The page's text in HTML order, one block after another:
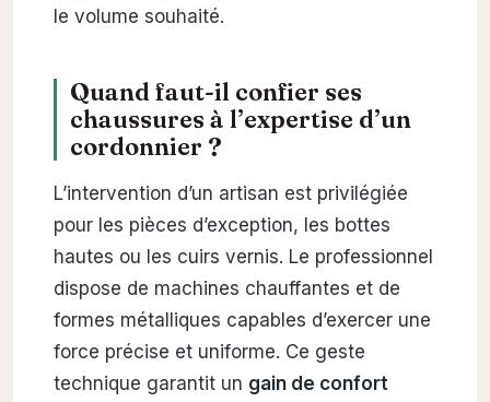
le volume souhaité.
Quand faut-il confier ses
chaussures à l’expertise d’un
cordonnier ?
L’intervention d’un artisan est privilégiée
pour les pièces d’exception, les bottes
hautes ou les cuirs vernis. Le professionnel
dispose de machines chauffantes et de
formes métalliques capables d’exercer une
force précise et uniforme. Ce geste
technique garantit un gain de confort